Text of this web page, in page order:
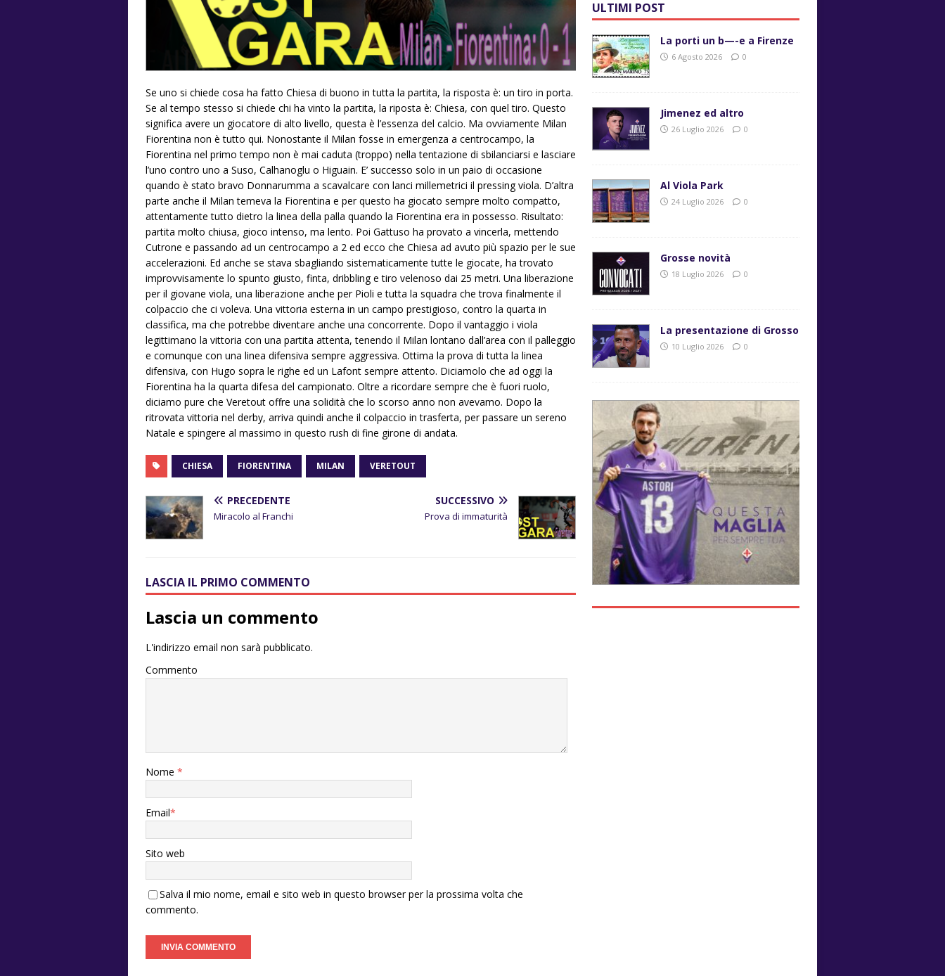
Se uno si chiede cosa ha fatto Chiesa di buono in tutta la partita, la risposta è: un tiro in porta.
Se al tempo stesso si chiede chi ha vinto la partita, la riposta è: Chiesa, con quel tiro. Questo
significa avere un giocatore di alto livello, questa è l’essenza del calcio. Ma ovviamente Milan
Fiorentina non è tutto qui. Nonostante il Milan fosse in emergenza a centrocampo, la
Fiorentina nel primo tempo non è mai caduta (troppo) nella tentazione di sbilanciarsi e lasciare
l’uno contro uno a Suso, Calhanoglu o Higuain. E’ successo solo in un paio di occasione
quando è stato bravo Donnarumma a scavalcare con lanci millemetrici il pressing viola. D’altra
parte anche il Milan temeva la Fiorentina e per questo ha giocato sempre molto compatto,
attentamente tutto dietro la linea della palla quando la Fiorentina era in possesso. Risultato:
partita molto chiusa, gioco intenso, ma lento. Poi Gattuso ha provato a vincerla, mettendo
Cutrone e passando ad un centrocampo a 2 ed ecco che Chiesa ad avuto più spazio per le sue
accelerazioni. Ed anche se stava sbagliando sistematicamente tutte le giocate, ha trovato
improvvisamente lo spunto giusto, finta, dribbling e tiro velenoso dai 25 metri. Una liberazione
per il giovane viola, una liberazione anche per Pioli e tutta la squadra che trova finalmente il
colpaccio che ci voleva. Una vittoria esterna in un campo prestigioso, contro la quarta in
classifica, ma che potrebbe diventare anche una concorrente. Dopo il vantaggio i viola
legittimano la vittoria con una partita attenta, tenendo il Milan lontano dall’area con il palleggio
e comunque con una linea difensiva sempre aggressiva. Ottima la prova di tutta la linea
difensiva, con Hugo sopra le righe ed un Lafont sempre attento. Diciamolo che ad oggi la
Fiorentina ha la quarta difesa del campionato. Oltre a ricordare sempre che è fuori ruolo,
diciamo pure che Veretout offre una solidità che lo scorso anno non avevamo. Dopo la
ritrovata vittoria nel derby, arriva quindi anche il colpaccio in trasferta, per passare un sereno
Natale e spingere al massimo in questo rush di fine girone di andata.
CHIESA FIORENTINA MILAN VERETOUT
PRECEDENTE
Miracolo al Franchi
SUCCESSIVO
Prova di immaturità
LASCIA IL PRIMO COMMENTO
Lascia un commento
L'indirizzo email non sarà pubblicato.
Commento
Nome *
Email*
Sito web
Salva il mio nome, email e sito web in questo browser per la prossima volta che
commento.
ULTIMI POST
La porti un b—-e a Firenze
6 Agosto 2026 0
Jimenez ed altro
26 Luglio 2026 0
Al Viola Park
24 Luglio 2026 0
Grosse novità
18 Luglio 2026 0
La presentazione di Grosso
10 Luglio 2026 0